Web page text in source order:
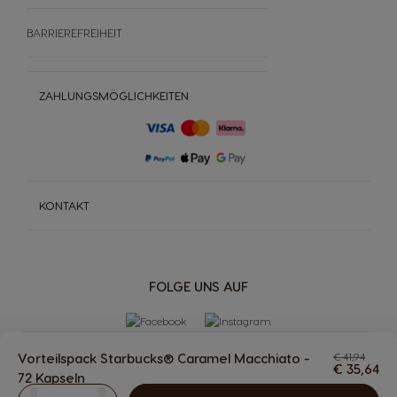
FOLGE UNS AUF
ZAHLUNGSMÖGLICHKEITEN
KONTAKT
BARRIEREFREIHEIT
Vorteilspack Starbucks® Caramel Macchiato -
72 Kapseln
€ 41,94
€ 35,64